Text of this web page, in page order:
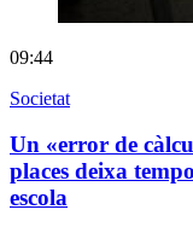
09:44
Societat
Un «error de
places deixa
escola